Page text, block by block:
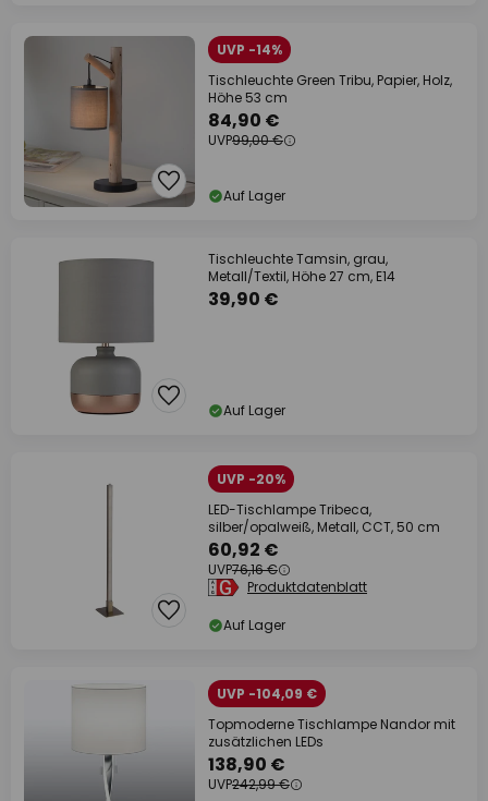
UVP -14%
Tischleuchte Green Tribu, Papier, Holz,
Höhe 53 cm
84,90 €
UVP99,00 €
Auf Lager
Tischleuchte Tamsin, grau,
Metall/Textil, Höhe 27 cm, E14
39,90 €
Auf Lager
UVP -20%
LED-Tischlampe Tribeca,
silber/opalweiß, Metall, CCT, 50 cm
60,92 €
UVP76,16 €
Produktdatenblatt
Auf Lager
UVP -104,09 €
Topmoderne Tischlampe Nandor mit
zusätzlichen LEDs
138,90 €
UVP242,99 €